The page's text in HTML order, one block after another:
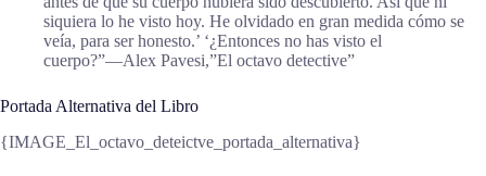
siquiera lo he visto hoy. He olvidado en gran medida cómo se
veía, para ser honesto.’ ‘¿Entonces no has visto el
cuerpo?”―Alex Pavesi,”El octavo detective”
Portada Alternativa del Libro
{IMAGE_El_octavo_deteictve_portada_alternativa}